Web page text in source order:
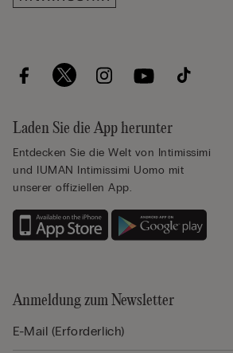
Laden Sie die App herunter
Entdecken Sie die Welt von Intimissimi
und IUMAN Intimissimi Uomo mit
unserer offiziellen App.
Anmeldung zum Newsletter